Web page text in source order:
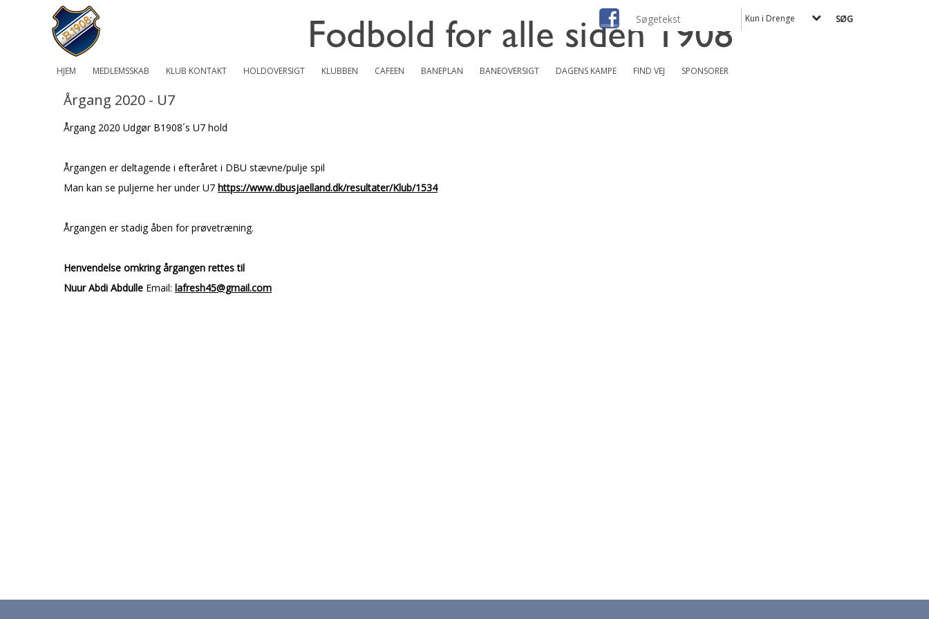
Kun i Drenge
HJEM MEDLEMSSKAB KLUB KONTAKT HOLDOVERSIGT KLUBBEN CAFEEN BANEPLAN BANEOVERSIGT DAGENS KAMPE FIND VEJ SPONSORER
Årgang 2020 - U7
Årgang 2020 Udgør B1908´s U7 hold
Årgangen er deltagende i efteråret i DBU stævne/pulje spil
Man kan se puljerne her under U7 https://www.dbusjaelland.dk/resultater/Klub/1534
Årgangen er stadig åben for prøvetræning.
Henvendelse omkring årgangen rettes til
Nuur Abdi Abdulle Email: lafresh45@gmail.com